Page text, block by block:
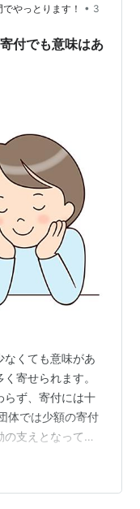
の非課税措置が適
遺贈とは扱いが
る可能性もあり…
やっとります！ • 3
付でも意味はあ
なくても意味があ
寄せられます。
らず、寄付には十
体では少額の寄付
支えとなってい
示の側面も大き
も内容や目的の方